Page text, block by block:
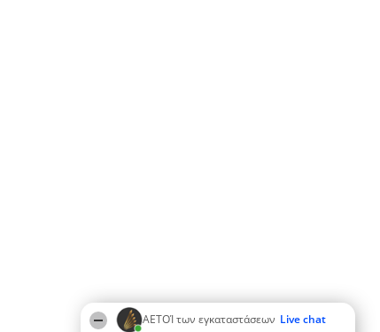
ΑΕΤΟΊ των εγκαταστάσεων Live chat